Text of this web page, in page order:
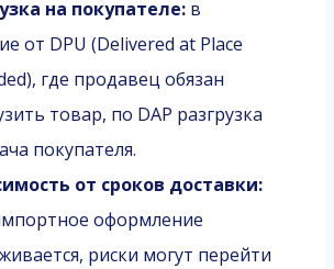
на покупателе: в
от DPU (Delivered at Place
где продавец обязан
товар, по DAP разгрузка
покупателя.
от сроков доставки:
оформление
риски могут перейти